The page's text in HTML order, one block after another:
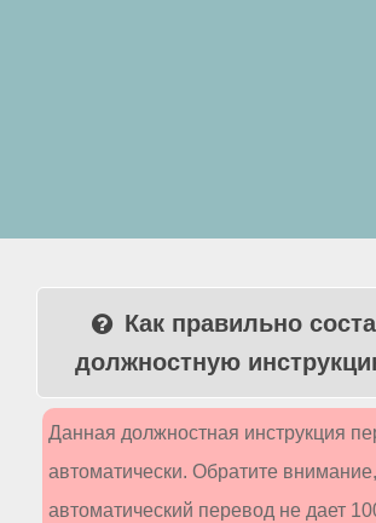
Как правильно
должностную
Данная должностная инструкция
автоматически. Обратите внимание,
автоматический перевод не дает